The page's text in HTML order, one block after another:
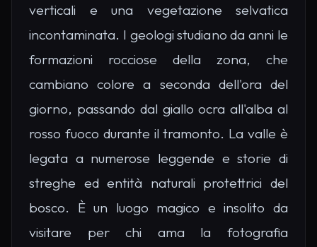
verticali e una vegetazione selvatica
incontaminata. I geologi studiano da anni le
formazioni rocciose della zona, che
cambiano colore a seconda dell'ora del
giorno, passando dal giallo ocra all'alba al
rosso fuoco durante il tramonto. La valle è
legata a numerose leggende e storie di
streghe ed entità naturali protettrici del
bosco. È un luogo magico e insolito da
visitare per chi ama la fotografia